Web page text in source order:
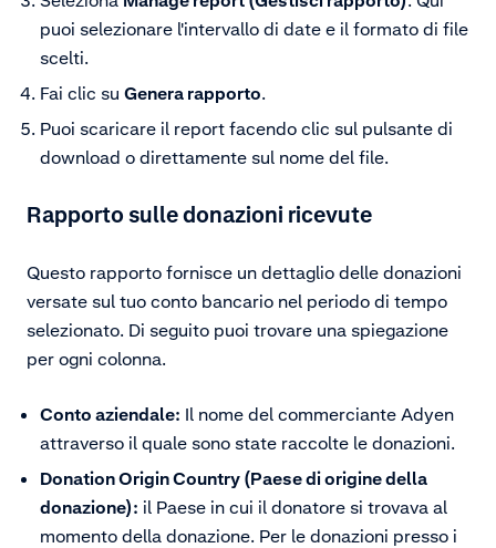
puoi selezionare l'intervallo di date e il formato di file
scelti.
Fai clic su Genera rapporto.
Puoi scaricare il report facendo clic sul pulsante di
download o direttamente sul nome del file.
Rapporto sulle donazioni ricevute
Questo rapporto fornisce un dettaglio delle donazioni
versate sul tuo conto bancario nel periodo di tempo
selezionato. Di seguito puoi trovare una spiegazione
per ogni colonna.
Conto aziendale: Il nome del commerciante Adyen
attraverso il quale sono state raccolte le donazioni.
Donation Origin Country (Paese di origine della
donazione): il Paese in cui il donatore si trovava al
momento della donazione. Per le donazioni presso i